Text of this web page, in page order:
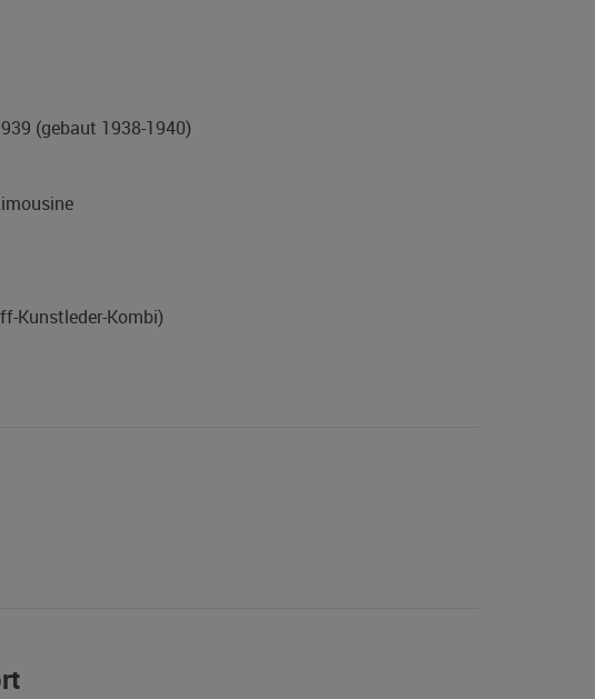
(gebaut 1938-1940)
Kunstleder-Kombi)